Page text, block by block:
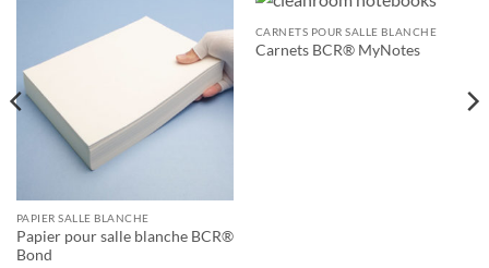
PAPIER SALLE BLANCHE
Papier pour salle blanche BCR®
Bond
CARNETS POUR SALLE BLANCHE
Carnets BCR® MyNotes